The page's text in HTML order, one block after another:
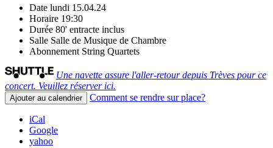
Date lundi 15.04.24
Horaire 19:30
Durée 80' entracte inclus
Salle Salle de Musique de Chambre
Abonnement String Quartets
Une navette assure l'aller-retour depuis Trèves pour ce
concert. Veuillez réserver ici.
Ajouter au calendrier Comment se rendre sur place?
iCal
Google
yahoo